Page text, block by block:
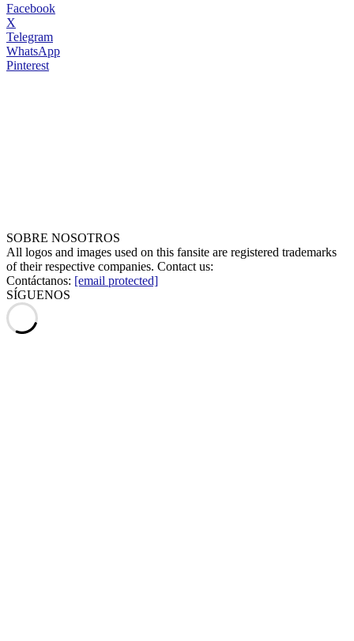
Facebook
X
Telegram
WhatsApp
Pinterest
SOBRE NOSOTROS
All logos and images used on this fansite are registered trademarks
of their respective companies. Contact us:
Contáctanos: [email protected]
SÍGUENOS